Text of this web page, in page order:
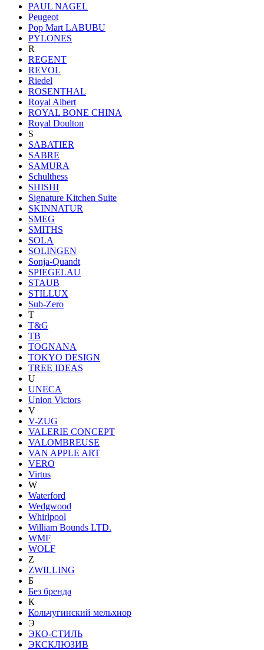
PAUL NAGEL
Peugeot
Pop Mart LABUBU
PYLONES
R
REGENT
REVOL
Riedel
ROSENTHAL
Royal Albert
ROYAL BONE CHINA
Royal Doulton
S
SABATIER
SABRE
SAMURA
Schulthess
SHISHI
Signature Kitchen Suite
SKINNATUR
SMEG
SMITHS
SOLA
SOLINGEN
Sonja-Quandt
SPIEGELAU
STAUB
STILLUX
Sub-Zero
T
T&G
TB
TOGNANA
TOKYO DESIGN
TREE IDEAS
U
UNECA
Union Victors
V
V-ZUG
VALERIE CONCEPT
VALOMBREUSE
VAN APPLE ART
VERO
Virtus
W
Waterford
Wedgwood
Whirlpool
William Bounds LTD.
WMF
WOLF
Z
ZWILLING
Б
Без бренда
К
Кольчугинский мельхиор
Э
ЭКО-СТИЛЬ
ЭКСКЛЮЗИВ